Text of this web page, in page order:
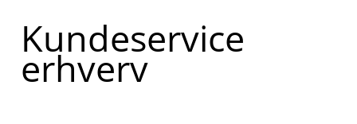
Read
more
about
Kundeservice
erhverv